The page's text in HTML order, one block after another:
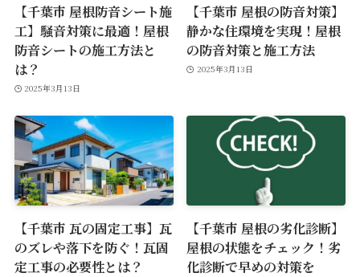
【千葉市 屋根防音シート施
工】騒音対策に最適！屋根
防音シートの施工方法と
は？
2025年3月13日
【千葉市 屋根の防音対策】
静かな住環境を実現！屋根
の防音対策と施工方法
2025年3月13日
【千葉市 瓦の固定工事】瓦
のズレや落下を防ぐ！瓦固
定工事の必要性とは？
【千葉市 屋根の劣化診断】
屋根の状態をチェック！劣
化診断で早めの対策を